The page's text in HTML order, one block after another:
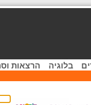
בלוגיה הרצאות